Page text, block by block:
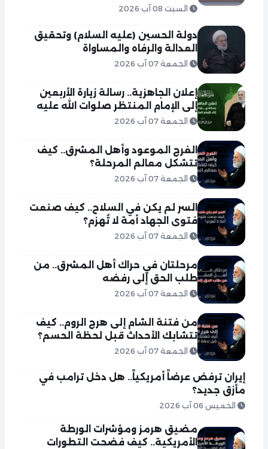
السبت 08 آب 2026
دولة الحسين (عليه السلام) وتحقيق
العدالة والرفاه والمساواة
الجمعة 07 آب 2026
إعلان الجاهزية.. رسالة زيارة الأربعين
إلى الإمام المنتظر صلوات الله عليه
الجمعة 07 آب 2026
الفرج الموعود وأهل المشرق.. كيف
تتشكل معالم المرحلة؟
الجمعة 07 آب 2026
السر لم يكن في السلاح.. كيف صنعت
فتوى الجهاد أمة لا تُهزم؟
الجمعة 07 آب 2026
مرحلتان في حراك أهل المشرق.. من
طلب الحق إلى رفضه
الجمعة 07 آب 2026
من فتنة الشام إلى هرج الروم.. كيف
تتشابك الأحداث قبل لحظة الحسم؟
الجمعة 07 آب 2026
إيران ترفض عرضاً أمريكياً.. هل دخل ترامب في
مأزق جديد؟
الخميس 06 آب 2026
مضيق هرمز ومؤشرات الورطة
الأمريكية.. كيف فضحت التطورات